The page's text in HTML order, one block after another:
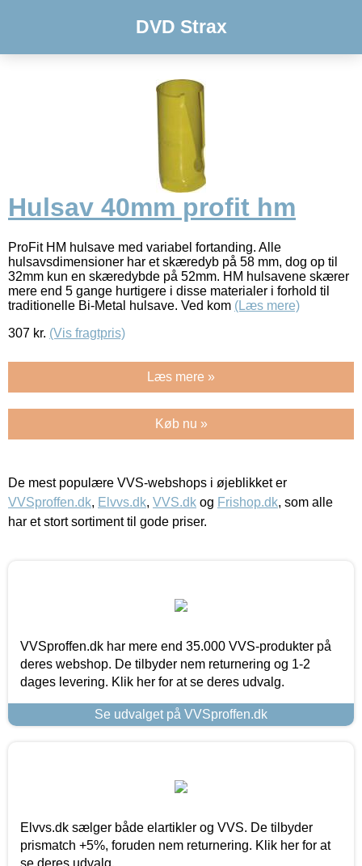
DVD Strax
Hulsav 40mm profit hm
ProFit HM hulsave med variabel fortanding. Alle
hulsavsdimensioner har et skæredyb på 58 mm, dog op til
32mm kun en skæredybde på 52mm. HM hulsavene skærer
mere end 5 gange hurtigere i disse materialer i forhold til
traditionelle Bi-Metal hulsave. Ved kom (Læs mere)
307 kr. (Vis fragtpris)
Læs mere »
Køb nu »
De mest populære VVS-webshops i øjeblikket er
VVSproffen.dk, Elvvs.dk, VVS.dk og Frishop.dk, som alle
har et stort sortiment til gode priser.
VVSproffen.dk har mere end 35.000 VVS-produkter på
deres webshop. De tilbyder nem returnering og 1-2
dages levering. Klik her for at se deres udvalg.
Se udvalget på VVSproffen.dk
Elvvs.dk sælger både elartikler og VVS. De tilbyder
prismatch +5%, foruden nem returnering. Klik her for at
se deres udvalg.